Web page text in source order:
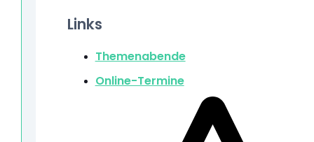
Links
Themenabende
Online-Termine